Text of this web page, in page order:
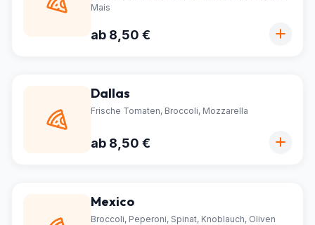
Mais
ab 8,50 €
Dallas
Frische Tomaten, Broccoli, Mozzarella
ab 8,50 €
Mexico
Broccoli, Peperoni, Spinat, Knoblauch, Oliven